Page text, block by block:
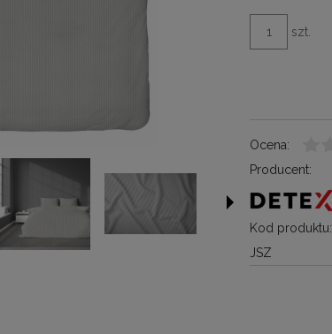
szt.
Ocena:
Producent:
Kod produktu:
JSZ